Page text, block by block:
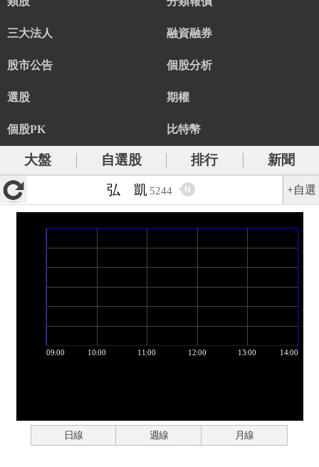
三大法人 融資融券
股市公告 個股分析
選股 期權
個股PK 比特幣
大盤 自選股 排行
新聞
弘 凱 5244 N +自選
日線 週線 月線